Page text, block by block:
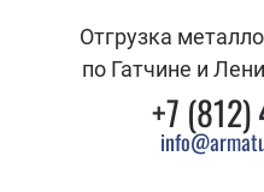
Отгрузка
по Гатчине и
+7